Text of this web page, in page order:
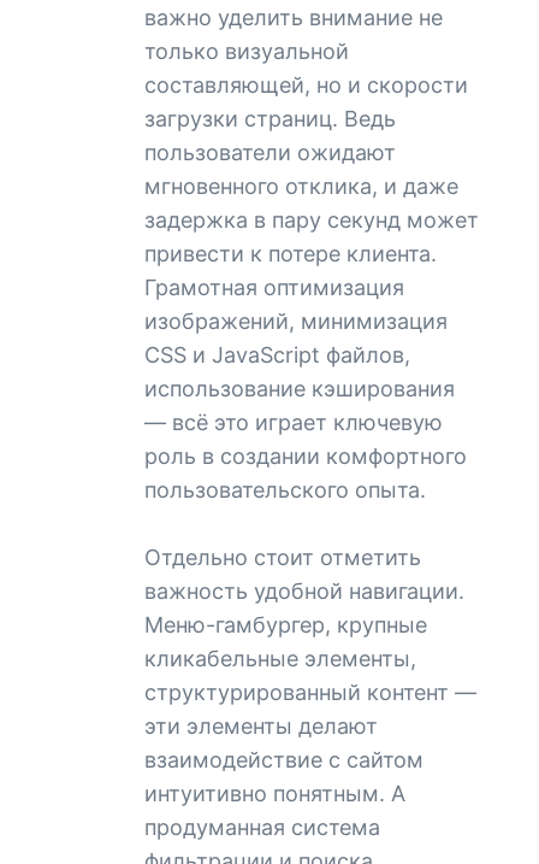
важно уделить внимание не
только визуальной
составляющей, но и скорости
загрузки страниц. Ведь
пользователи ожидают
мгновенного отклика, и даже
задержка в пару секунд может
привести к потере клиента.
Грамотная оптимизация
изображений, минимизация
CSS и JavaScript файлов,
использование кэширования
— всё это играет ключевую
роль в создании комфортного
пользовательского опыта.
Отдельно стоит отметить
важность удобной навигации.
Меню-гамбургер, крупные
кликабельные элементы,
структурированный контент —
эти элементы делают
взаимодействие с сайтом
интуитивно понятным. А
продуманная система